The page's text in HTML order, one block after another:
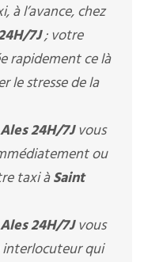
à l’avance, chez
7J; votre
rapidement ce là
le stresse de la
24H/7Jvous
ou
taxi àSaint
24H/7Jvous
qui